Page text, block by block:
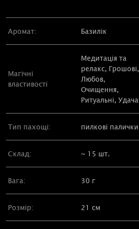
Аромат: Базилік
Магічні
властивості
Медитація та
релакс, Грошові,
Любов,
Очищення,
Ритуальні, Удача
Тип пахощі: пилкові палички
Склад: ~ 15 шт.
Вага: 30 г
Розмір: 21 см